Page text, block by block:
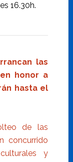
16.30h.
las
honor a
hasta el
de las
concurrido
y